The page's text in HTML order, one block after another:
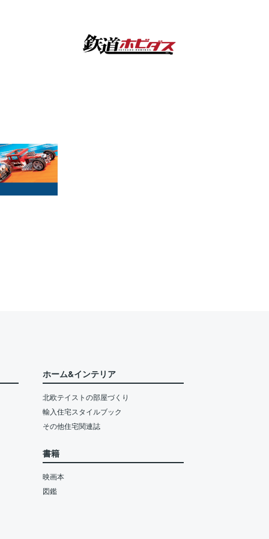
ホーム&インテリア
北欧テイストの部屋づくり
輸入住宅スタイルブック
その他住宅関連誌
書籍
映画本
図鑑